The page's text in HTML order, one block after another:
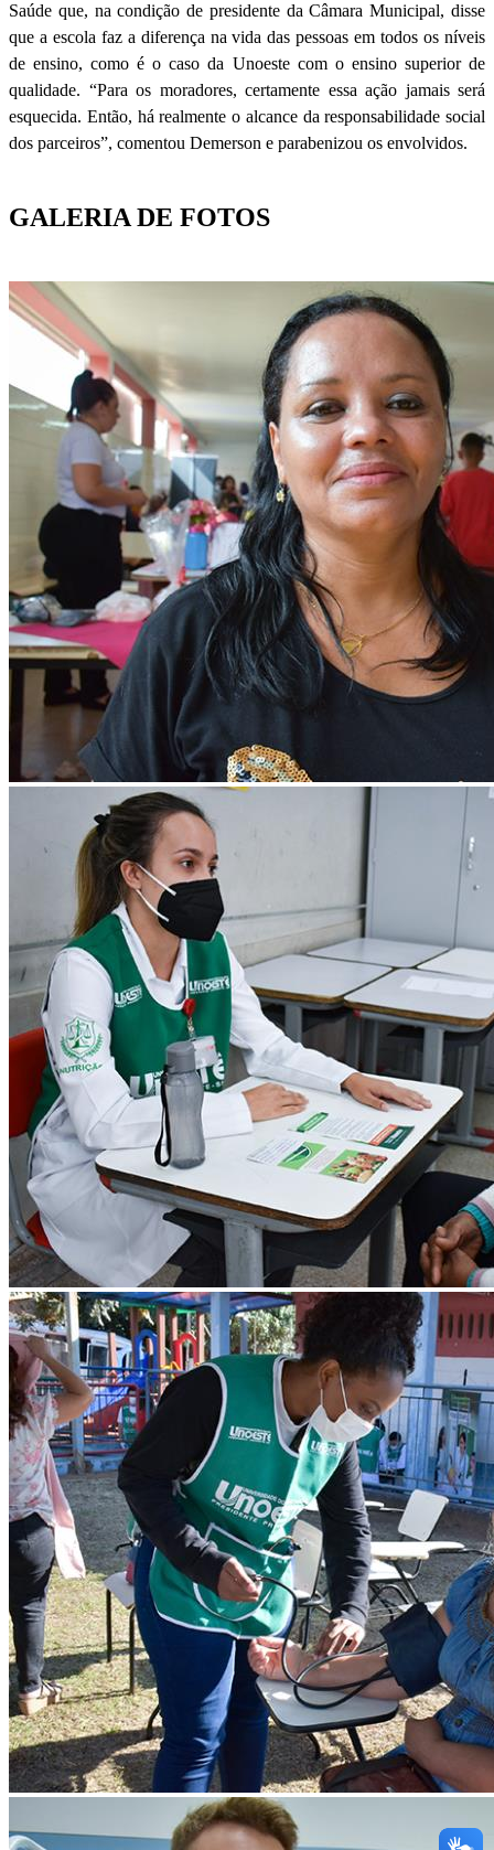
Saúde que, na condição de presidente da Câmara Municipal, disse
que a escola faz a diferença na vida das pessoas em todos os níveis
de ensino, como é o caso da Unoeste com o ensino superior de
qualidade. “Para os moradores, certamente essa ação jamais será
esquecida. Então, há realmente o alcance da responsabilidade social
dos parceiros”, comentou Demerson e parabenizou os envolvidos.
GALERIA DE FOTOS